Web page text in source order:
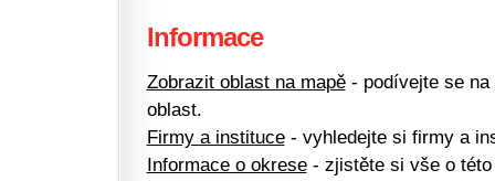
Informace
Zobrazit oblast na mapě- podívejte se na
oblast.
Firmy a instituce- vyhledejte si firmy a
Informace o okrese- zjistěte si vše o této